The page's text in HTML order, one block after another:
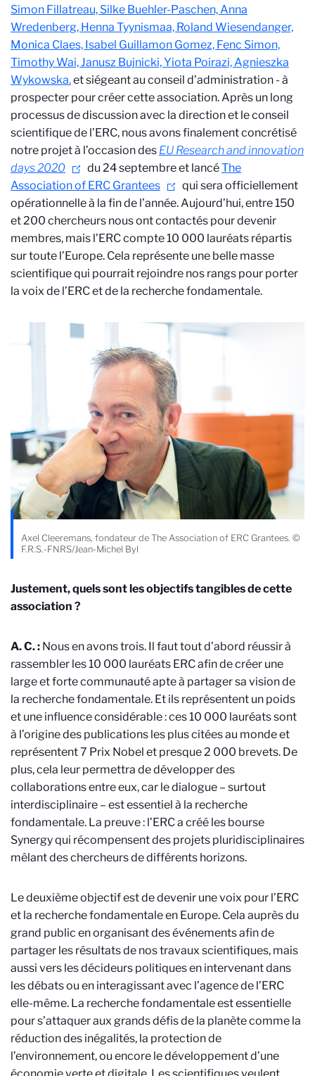
Simon Fillatreau, Silke Buehler-Paschen, Anna
Wredenberg, Henna Tyynismaa, Roland Wiesendanger,
Monica Claes, Isabel Guillamon Gomez, Fenc Simon,
Timothy Wai, Janusz Bujnicki, Yiota Poirazi, Agnieszka
Wykowska.et siégeant au conseil d’administration - à
prospecter pour créer cette association. Après un long
processus de discussion avec la direction et le conseil
scientifique de l’ERC, nous avons finalement concrétisé
notre projet à l’occasion des EU Research and innovation
days 2020
du 24 septembre et lancéThe
Association of ERC Grantees
qui sera officiellement
opérationnelle à la fin de l’année. Aujourd’hui, entre 150
et 200 chercheurs nous ont contactés pour devenir
membres, mais l’ERC compte 10 000 lauréats répartis
sur toute l’Europe. Cela représente une belle masse
scientifique qui pourrait rejoindre nos rangs pour porter
la voix de l’ERC et de la recherche fondamentale.
Axel Cleeremans, fondateur de The Association of ERC Grantees. ©
F.R.S.-FNRS/Jean-Michel Byl
Justement, quels sont les objectifs tangibles de cette
association ?
A. C. : Nous en avons trois. Il faut tout d’abord réussir à
rassembler les 10 000 lauréats ERC afin de créer une
large et forte communauté apte à partager sa vision de
la recherche fondamentale. Et ils représentent un poids
et une influence considérable : ces 10 000 lauréats sont
à l’origine des publications les plus citées au monde et
représentent 7 Prix Nobel et presque 2 000 brevets. De
plus, cela leur permettra de développer des
collaborations entre eux, car le dialogue – surtout
interdisciplinaire – est essentiel à la recherche
fondamentale. La preuve : l’ERC a créé les bourse
Synergy qui récompensent des projets pluridisciplinaires
mêlant des chercheurs de différents horizons.
Le deuxième objectif est de devenir une voix pour l’ERC
et la recherche fondamentale en Europe. Cela auprès du
grand public en organisant des événements afin de
partager les résultats de nos travaux scientifiques, mais
aussi vers les décideurs politiques en intervenant dans
les débats ou en interagissant avec l’agence de l’ERC
elle-même. La recherche fondamentale est essentielle
pour s’attaquer aux grands défis de la planète comme la
réduction des inégalités, la protection de
l’environnement, ou encore le développement d’une